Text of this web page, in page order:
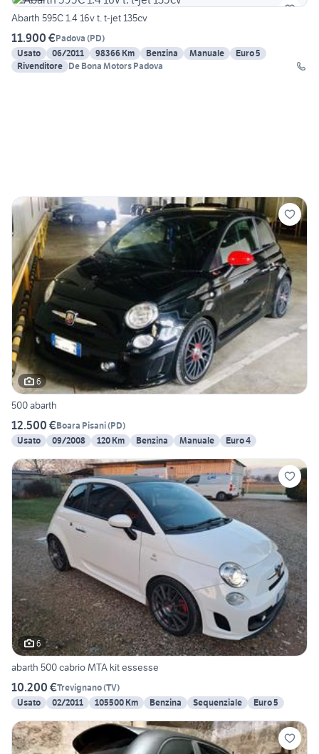
Abarth 595C 1.4 16v t. t-jet 135cv
11.900 €Padova (PD)
Usato
06/2011 98366 Km Benzina Manuale
Euro 5
Rivenditore De Bona Motors Padova
6
500 abarth
12.500 €Boara Pisani(PD)
Usato
09/2008 120 Km Benzina Manuale Euro 4
6
abarth 500 cabrio MTA kit essesse
10.200 €Trevignano(TV)
Usato
02/2011 105500 Km Benzina Sequenziale Euro 5